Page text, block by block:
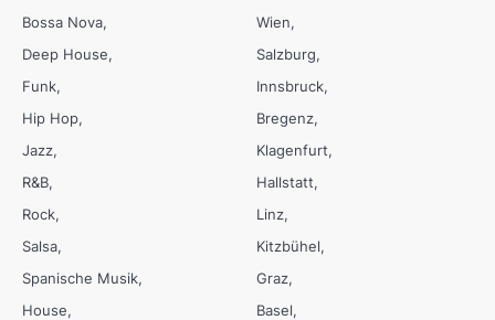
Bossa Nova
Deep House
Funk
Hip Hop
Jazz
R&B
Rock
Salsa
Spanische Musik
House
Wien
Salzburg
Innsbruck
Bregenz
Klagenfurt
Hallstatt
Linz
Kitzbühel
Graz
Basel